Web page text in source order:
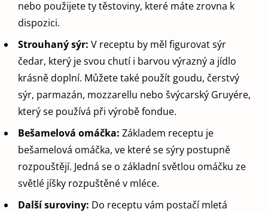
nebo použijete ty těstoviny, které máte zrovna k
dispozici.
Strouhaný sýr: V receptu by měl figurovat sýr
čedar, který je svou chutí i barvou výrazný a jídlo
krásně doplní. Můžete také použít goudu, čerstvý
sýr, parmazán, mozzarellu nebo švýcarský Gruyére,
který se používá při výrobě fondue.
Bešamelová omáčka: Základem receptu je
bešamelová omáčka, ve které se sýry postupně
rozpouštějí. Jedná se o základní světlou omáčku ze
světlé jíšky rozpuštěné v mléce.
Další suroviny: Do receptu vám postačí mletá